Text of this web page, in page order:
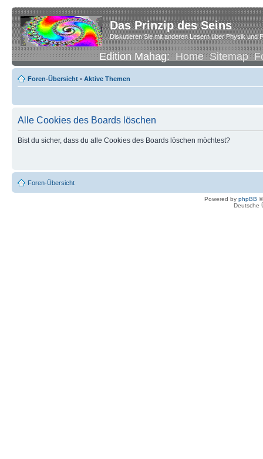
Das Prinzip des Seins
Diskutieren Sie mit anderen Lesern über Physik und
Edition Mahag:Home Sitemap
Foren-Übersicht • Aktive Themen
Alle Cookies des Boards löschen
Bist du sicher, dass du alle Cookies des Boards löschen möchtest?
Foren-Übersicht
Powered by phpBB
Deutsche